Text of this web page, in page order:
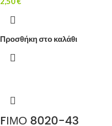
Προσθήκη στο καλάθι
FΙΜΟ 8020-43